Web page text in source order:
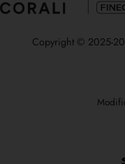
Copyright © 2025-